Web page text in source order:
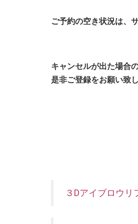
ご予約の空き状況は、
キャンセルが出た場合
是非ご登録をお願い致し
３Dアイブロウリ